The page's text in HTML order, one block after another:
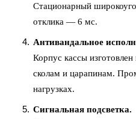
Стационарный
отклика — 6 мс.
Антивандальное
Корпус кассы
сколам и царапинам.
нагрузках.
Сигнальная подсветка.